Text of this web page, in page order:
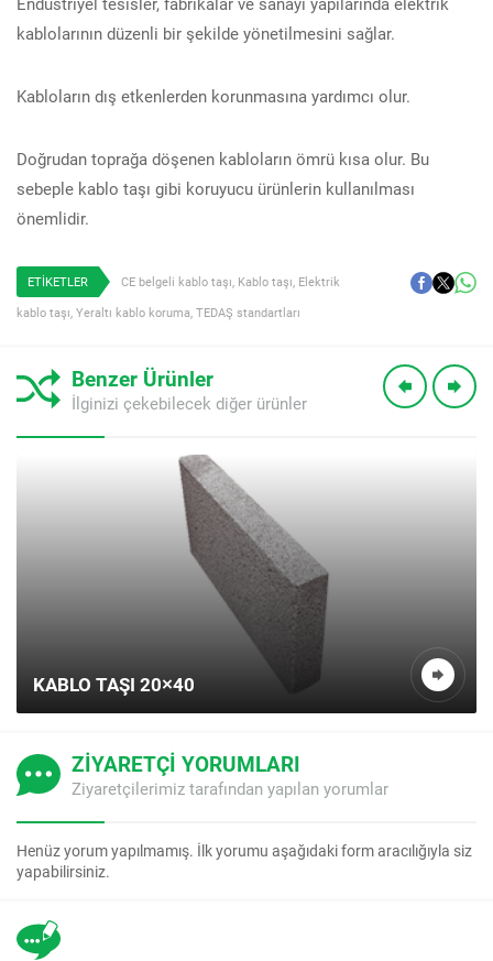
kablolarının düzenli bir şekilde yönetilmesini sağlar.
Kabloların dış etkenlerden korunmasına yardımcı olur.
Doğrudan toprağa döşenen kabloların ömrü kısa olur. Bu
sebeple kablo taşı gibi koruyucu ürünlerin kullanılması
önemlidir.
ETİKETLER CE belgeli kablo taşı Kablo taşı Elektrik
kablo taşı Yeraltı kablo koruma TEDAŞ standartları
Benzer Ürünler
İlginizi çekebilecek diğer ürünler
KABLO TAŞI 20×40
ZİYARETÇİ YORUMLARI
Ziyaretçilerimiz tarafından yapılan yorumlar
Henüz yorum yapılmamış. İlk yorumu aşağıdaki form aracılığıyla siz
yapabilirsiniz.